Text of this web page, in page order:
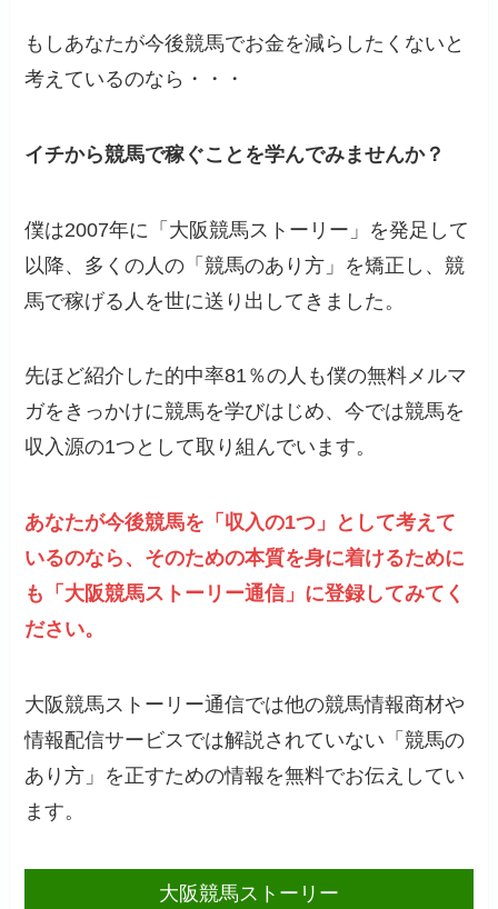
もしあなたが今後競馬でお金を減らしたくないと
考えているのなら・・・
イチから競馬で稼ぐことを学んでみませんか？
僕は2007年に「大阪競馬ストーリー」を発足して
以降、多くの人の「競馬のあり方」を矯正し、競
馬で稼げる人を世に送り出してきました。
先ほど紹介した的中率81％の人も僕の無料メルマ
ガをきっかけに競馬を学びはじめ、今では競馬を
収入源の1つとして取り組んでいます。
あなたが今後競馬を「収入の1つ」として考えて
いるのなら、そのための本質を身に着けるために
も「大阪競馬ストーリー通信」に登録してみてく
ださい。
大阪競馬ストーリー通信では他の競馬情報商材や
情報配信サービスでは解説されていない「競馬の
あり方」を正すための情報を無料でお伝えしてい
ます。
大阪競馬ストーリー